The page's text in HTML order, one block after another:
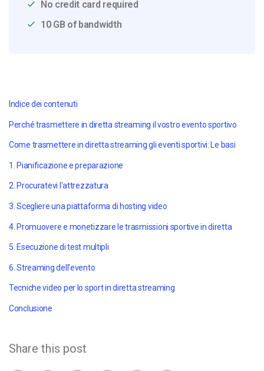
No credit card required
10 GB of bandwidth
Indice dei contenuti
Perché trasmettere in diretta streaming il vostro evento sportivo
Come trasmettere in diretta streaming gli eventi sportivi: Le basi
1. Pianificazione e preparazione
2. Procuratevi l'attrezzatura
3. Scegliere una piattaforma di hosting video
4. Promuovere e monetizzare le trasmissioni sportive in diretta
5. Esecuzione di test multipli
6. Streaming dell'evento
Tecniche video per lo sport in diretta streaming
Conclusione
Share this post